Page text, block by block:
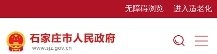
无障碍浏览 进入适老化